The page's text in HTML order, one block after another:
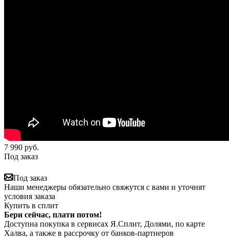
7 990 руб.
Под заказ
Под заказ
Наши менеджеры обязательно свяжутся с вами и уточнят
условия заказа
Купить в сплит
Бери сейчас, плати потом!
Доступна покупка в сервисах Я.Сплит, Долями, по карте
Халва, а также в рассрочку от банков-партнеров